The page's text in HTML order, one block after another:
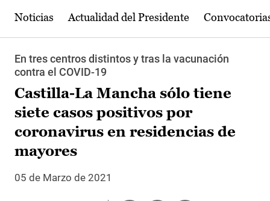
Noticias Actualidad del Presidente
En tres centros distintos y tras la vacunación
contra el COVID-19
Castilla-La Mancha sólo tiene
siete casos positivos por
coronavirus en residencias de
mayores
05 de Marzo de 2021